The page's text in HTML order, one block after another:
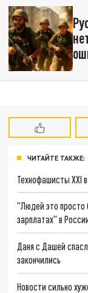
ЧИТАЙТЕ ТАКЖЕ:
Технофашисты XXI
"Людей это просто
зарплатах" в
Даня с Дашей
закончились
Новости сильно